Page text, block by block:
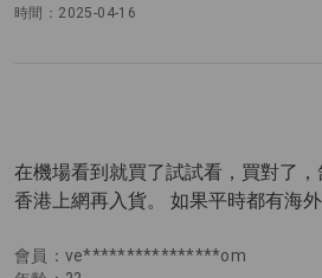
時間：2025-04-16
會員：ve****************om
在機場看到就買了試試看，買對了
香港上網再入貨。 如果平時都有海外